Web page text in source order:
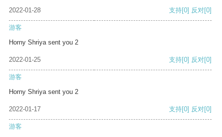
2022-01-28 支持[0] 反对[0]
游客
Horny Shriya sent you 2
2022-01-25 支持[0] 反对[0]
游客
Horny Shriya sent you 2
2022-01-17 支持[0] 反对[0]
游客